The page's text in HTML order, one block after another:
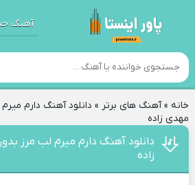
آهنگ
خانه»آهنگ های برتر » دانلود آهنگ دارم
مهدی زاده
دانلود آهنگ دارم میرم لب مرز
زاده